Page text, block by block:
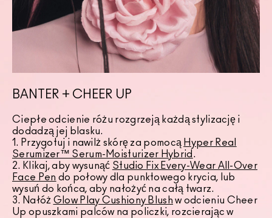
BANTER + CHEER UP
Ciepłe odcienie różu rozgrzeją każdą stylizację i
dodadzą jej blasku.
1. Przygotuj i nawilż skórę za pomocą Hyper Real
Serumizer™ Serum-Moisturizer Hybrid .
2. Klikaj, aby wysunąć Studio Fix Every-Wear All-Over
Face Pen do połowy dla punktowego krycia, lub
wysuń do końca, aby nałożyć na całą twarz.
3. Nałóż Glow Play Cushiony Blush w odcieniu Cheer
Up opuszkami palców na policzki, rozcierając w